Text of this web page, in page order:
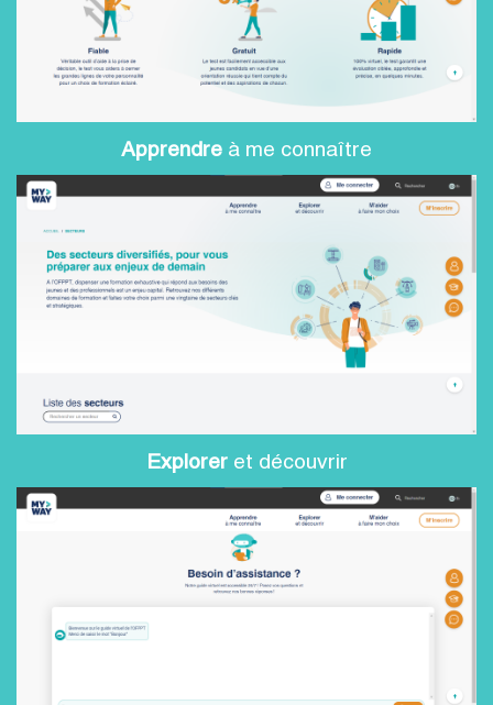
Apprendre à me connaître
Exploreret découvrir